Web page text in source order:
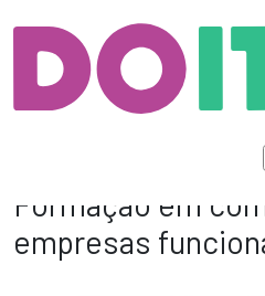
Formação em
empresas